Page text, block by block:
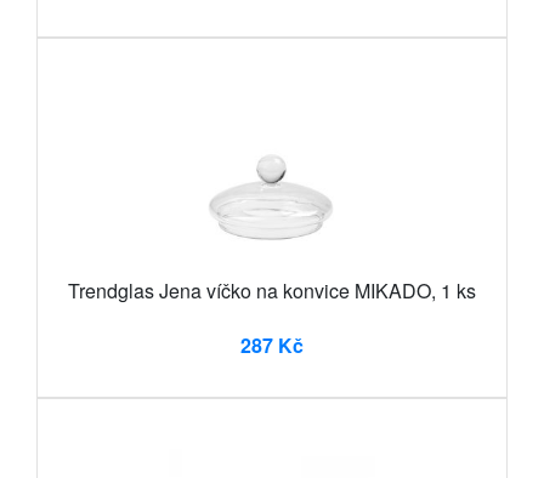
Trendglas Jena víčko na konvice MIKADO, 1 ks
287 Kč